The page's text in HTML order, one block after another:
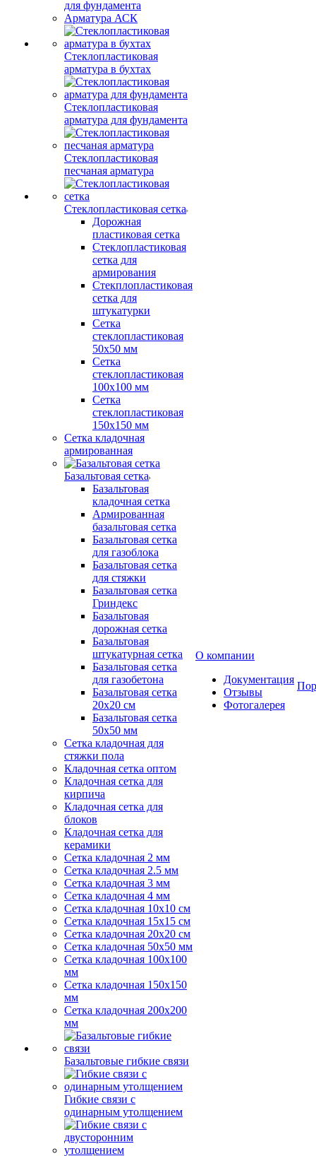
для фундамента
Арматура АСК
Стеклопластиковая
арматура в бухтах
Стеклопластиковая
арматура для фундамента
Стеклопластиковая
песчаная арматура
Стеклопластиковая сетка
Дорожная
пластиковая сетка
Стеклопластиковая
сетка для
армирования
Стекплопластиковая
сетка для
штукатурки
Сетка
стеклопластиковая
50x50 мм
Сетка
стеклопластиковая
100x100 мм
Сетка
стеклопластиковая
150x150 мм
Сетка кладочная
армированная
Базальтовая сетка
Базальтовая
кладочная сетка
Армированная
базальтовая сетка
Базальтовая сетка
для газоблока
Базальтовая сетка
для стяжки
Базальтовая сетка
Гриндекс
Базальтовая
дорожная сетка
Базальтовая
штукатурная сетка
Базальтовая сетка
для газобетона
Базальтовая сетка
20x20 см
Базальтовая сетка
50x50 мм
Сетка кладочная для
стяжки пола
Кладочная сетка оптом
Кладочная сетка для
кирпича
Кладочная сетка для
блоков
Кладочная сетка для
керамики
Сетка кладочная 2 мм
Сетка кладочная 2.5 мм
Сетка кладочная 3 мм
Сетка кладочная 4 мм
Сетка кладочная 10x10 см
Сетка кладочная 15x15 см
Сетка кладочная 20x20 см
Сетка кладочная 50x50 мм
Сетка кладочная 100x100
мм
Сетка кладочная 150x150
мм
Сетка кладочная 200x200
мм
Базальтовые гибкие связи
Гибкие связи с
одинарным утолщением
О компании
Документация
Отзывы
Фотогалерея